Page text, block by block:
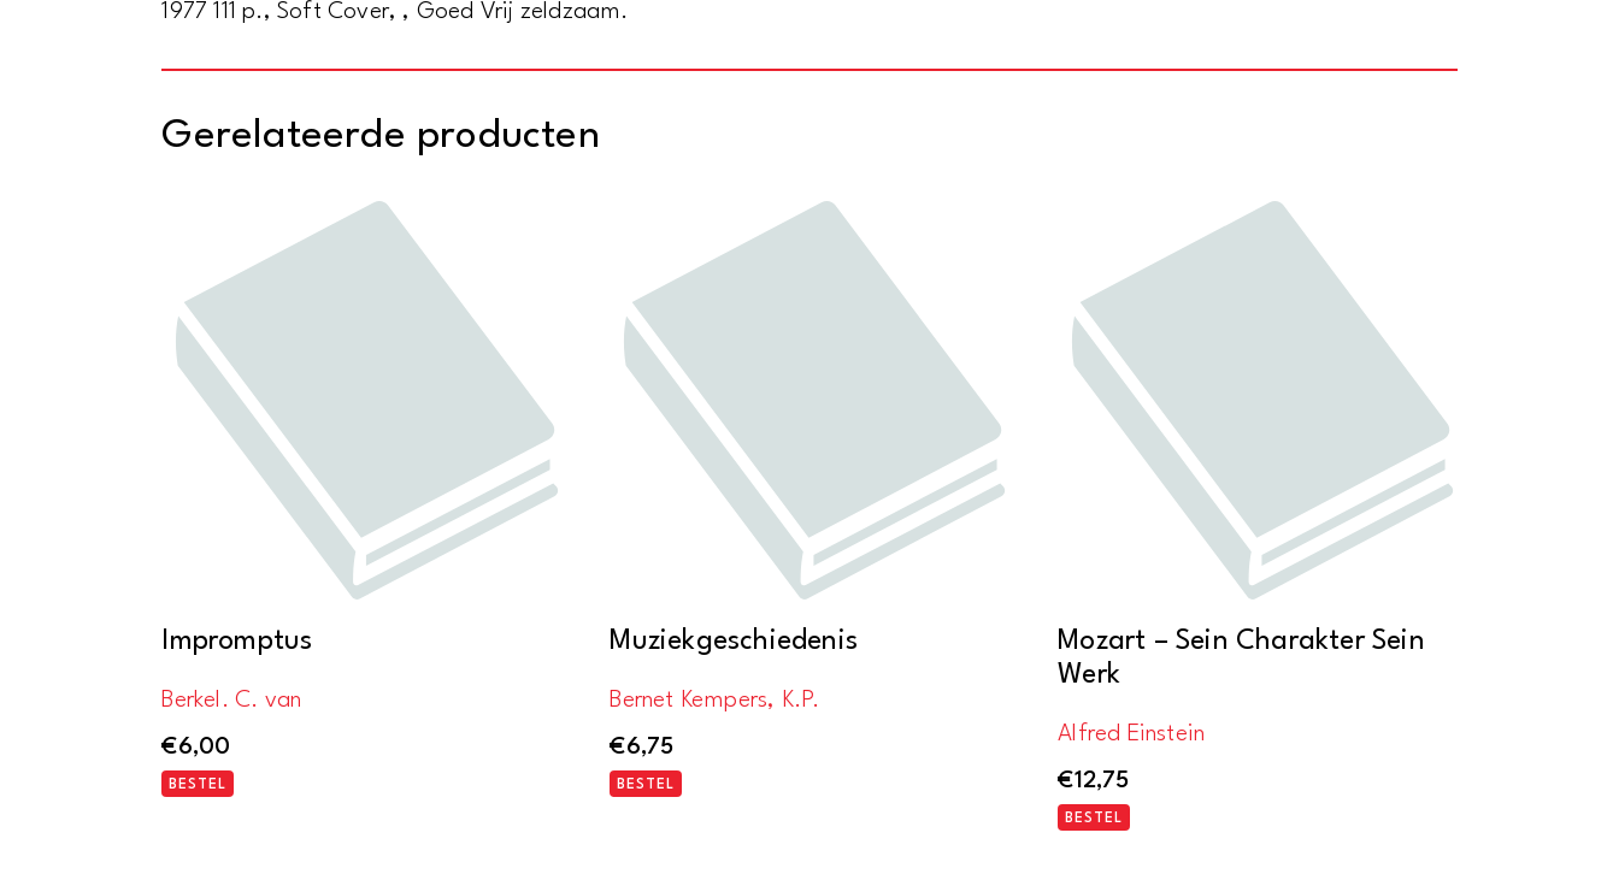
1977 111 p., Soft Cover, , Goed Vrij zeldzaam.
Gerelateerde producten
Impromptus
Berkel. C. van
€6,00
BESTEL
Muziekgeschiedenis
Bernet Kempers, K.P.
€6,75
BESTEL
Mozart – Sein Charakter Sein
Werk
Alfred Einstein
€12,75
BESTEL